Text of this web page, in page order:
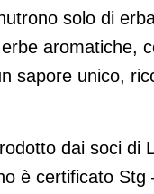
solo di
erbe aromatiche,
sapore unico,
dai soci di
è certificato Stg